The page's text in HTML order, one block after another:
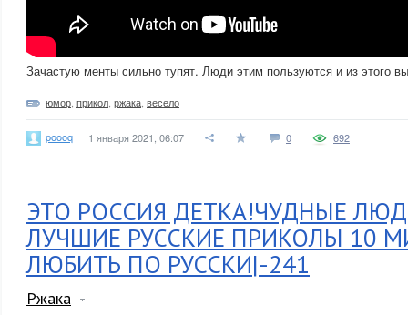
Зачастую менты сильно тупят. Люди этим пользуются и из этого
юмор прикол ржака весело
poooq 1 января 2021, 06:07 0 692
ЭТО РОССИЯ ДЕТКА!ЧУДНЫЕ
ЛУЧШИЕ РУССКИЕ ПРИКОЛЫ 10
ЛЮБИТЬ ПО РУССКИ|-241
Ржака